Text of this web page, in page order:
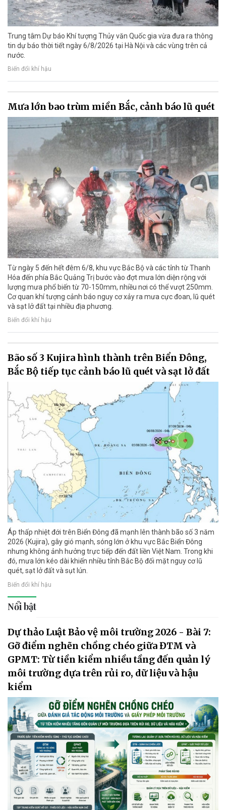
Trung tâm Dự báo Khí tượng Thủy văn Quốc gia vừa đưa ra thông
tin dự báo thời tiết ngày 6/8/2026 tại Hà Nội và các vùng trên cả
nước.
Biến đổi khí hậu
Mưa lớn bao trùm miền Bắc, cảnh báo lũ quét
Từ ngày 5 đến hết đêm 6/8, khu vực Bắc Bộ và các tỉnh từ Thanh
Hóa đến phía Bắc Quảng Trị bước vào đợt mưa lớn diện rộng với
lượng mưa phổ biến từ 70-150mm, nhiều nơi có thể vượt 250mm.
Cơ quan khí tượng cảnh báo nguy cơ xảy ra mưa cực đoan, lũ quét
và sạt lở đất tại nhiều địa phương.
Biến đổi khí hậu
Bão số 3 Kujira hình thành trên Biển Đông,
Bắc Bộ tiếp tục cảnh báo lũ quét và sạt lở đất
Áp thấp nhiệt đới trên Biển Đông đã mạnh lên thành bão số 3 năm
2026 (Kujira), gây gió mạnh, sóng lớn ở khu vực Bắc Biển Đông
nhưng không ảnh hưởng trực tiếp đến đất liền Việt Nam. Trong khi
đó, mưa lớn kéo dài khiến nhiều tỉnh Bắc Bộ đối mặt nguy cơ lũ
quét, sạt lở đất và sụt lún.
Biến đổi khí hậu
Nổi bật
Dự thảo Luật Bảo vệ môi trường 2026 - Bài 7:
Gỡ điểm nghẽn chồng chéo giữa ĐTM và
GPMT: Từ tiền kiểm nhiều tầng đến quản lý
môi trường dựa trên rủi ro, dữ liệu và hậu
kiểm